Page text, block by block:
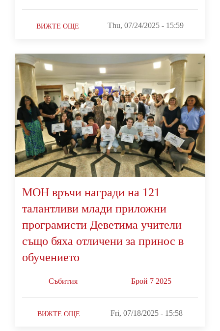
ВИЖТЕ ОЩЕ Thu, 07/24/2025 - 15:59
МОН връчи награди на 121
талантливи млади приложни
програмисти Деветима учители
също бяха отличени за принос в
обучението
Събития Брой 7 2025
ВИЖТЕ ОЩЕ Fri, 07/18/2025 - 15:58